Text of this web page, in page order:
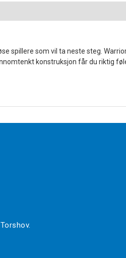
spillere som vil ta neste steg.
konstruksjon får du riktig